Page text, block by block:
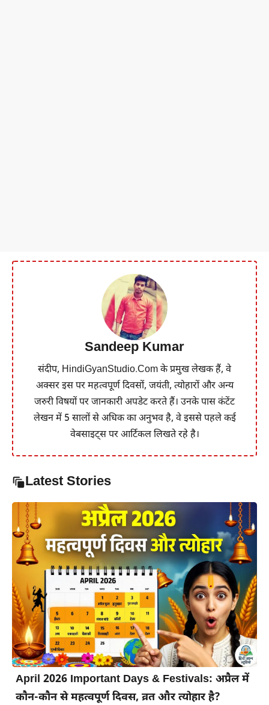
Sandeep Kumar
संदीप, HindiGyanStudio.Com के प्रमुख लेखक हैं, वे
अक्सर इस पर महत्वपूर्ण दिवसों, जयंती, त्योहारों और अन्य
जरुरी विषयों पर जानकारी अपडेट करते हैं। उनके पास कंटेंट
लेखन में 5 सालों से अधिक का अनुभव है, वे इससे पहले कई
वेबसाइट्स पर आर्टिकल लिखते रहे है।
Latest Stories
April 2026 Important Days & Festivals: अप्रैल में
कौन-कौन से महत्वपूर्ण दिवस, व्रत और त्योहार है?